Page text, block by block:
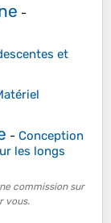
-
et
- Conception
les longs
commission sur
vous.